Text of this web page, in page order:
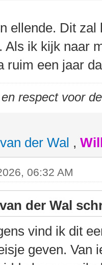
ellende. Dit
Als ik kijk naar
ruim een jaar
respect voor
der Wal ,
06:32 AM
der Wal
vind ik dit
geven. Van